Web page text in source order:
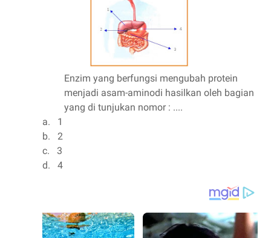
Enzim yang berfungsi mengubah protein
menjadi asam-aminodi hasilkan oleh bagian
yang di tunjukan nomor : ....
a.
1
b.
2
c.
3
d.
4